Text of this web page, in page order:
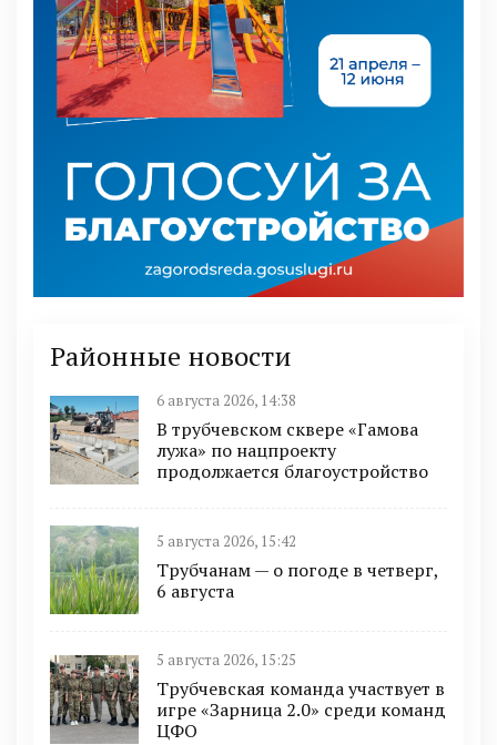
Районные новости
6 августа 2026, 14:38
В трубчевском сквере «Гамова
лужа» по нацпроекту
продолжается благоустройство
5 августа 2026, 15:42
Трубчанам — о погоде в четверг,
6 августа
5 августа 2026, 15:25
Трубчевская команда участвует в
игре «Зарница 2.0» среди команд
ЦФО